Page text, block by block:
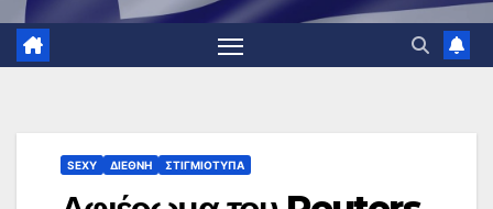
SEXY ΔΙΕΘΝΉ ΣΤΙΓΜΙΌΤΥΠΑ